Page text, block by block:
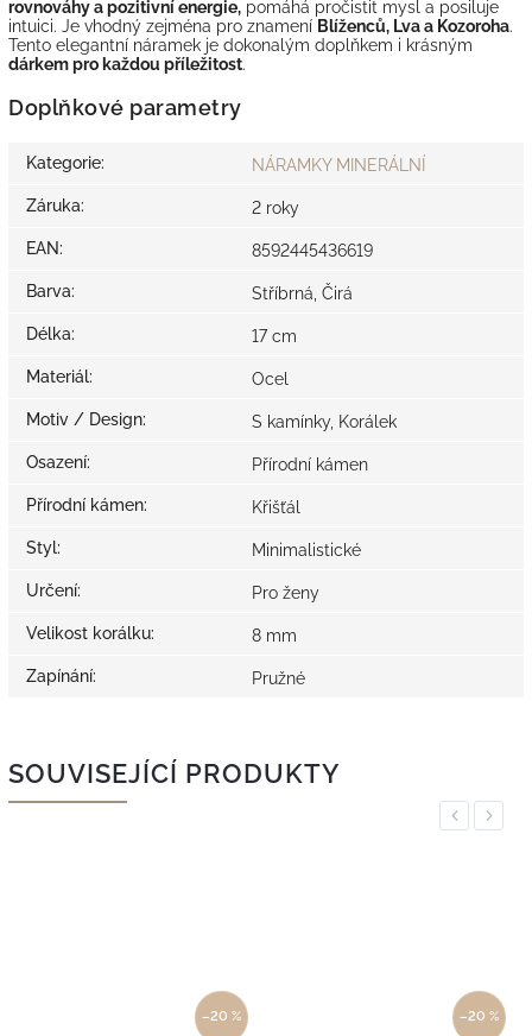
rovnováhy a pozitivní energie, pomáhá pročistit mysl a posiluje
intuici. Je vhodný zejména pro znamení Blíženců, Lva a Kozoroha.
Tento elegantní náramek je dokonalým doplňkem i krásným
dárkem pro každou příležitost.
Doplňkové parametry
Kategorie: NÁRAMKY MINERÁLNÍ
Záruka: 2 roky
EAN: 8592445436619
Barva: Stříbrná, Čirá
Délka: 17 cm
Materiál: Ocel
Motiv / Design: S kamínky, Korálek
Osazení: Přírodní kámen
Přírodní kámen: Křišťál
Styl: Minimalistické
Určení: Pro ženy
Velikost korálku: 8 mm
Zapínání: Pružné
SOUVISEJÍCÍ PRODUKTY
Previous
–20 % –20 %
Next